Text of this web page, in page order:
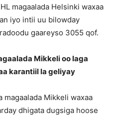
magaalada Helsinki waxaa
iyo intii uu bilowday
gaareyso 3055 qof.
Mikkeli oo laga
karantiil la geliyay
magaalada Mikkeli waxaa
dhigata dugsiga hoose